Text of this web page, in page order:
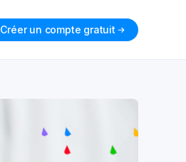
Créer un compte gratuit